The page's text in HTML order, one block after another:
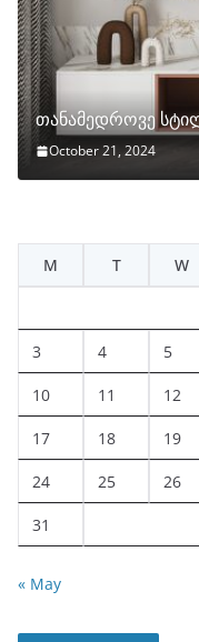
თანამედროვე
October 21, 2024
M
T W
3 4 5
10 11 12
17 18 19
24 25 26
31
« May